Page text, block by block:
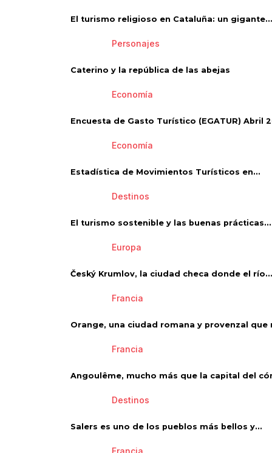
El turismo religioso en Cataluña: un gigante...
Personajes
Caterino y la república de las abejas
Economía
Encuesta de Gasto Turístico (EGATUR) Abril
Economía
Estadística de Movimientos Turísticos en...
Destinos
El turismo sostenible y las buenas prácticas...
Europa
Český Krumlov, la ciudad checa donde el río...
Francia
Orange, una ciudad romana y provenzal que
Francia
Angoulême, mucho más que la capital del
Destinos
Salers es uno de los pueblos más bellos y...
Francia